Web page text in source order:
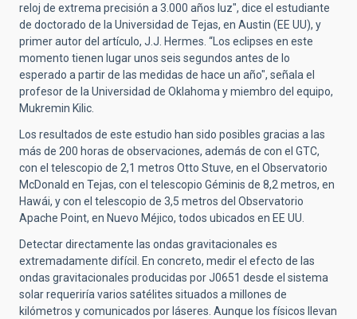
reloj de extrema precisión a 3.000 años luz", dice el estudiante
de doctorado de la Universidad de Tejas, en Austin (EE UU), y
primer autor del artículo, J.J. Hermes. “Los eclipses en este
momento tienen lugar unos seis segundos antes de lo
esperado a partir de las medidas de hace un año", señala el
profesor de la Universidad de Oklahoma y miembro del equipo,
Mukremin Kilic.
Los resultados de este estudio han sido posibles gracias a las
más de 200 horas de observaciones, además de con el GTC,
con el telescopio de 2,1 metros Otto Stuve, en el Observatorio
McDonald en Tejas, con el telescopio Géminis de 8,2 metros, en
Hawái, y con el telescopio de 3,5 metros del Observatorio
Apache Point, en Nuevo Méjico, todos ubicados en EE UU.
Detectar directamente las ondas gravitacionales es
extremadamente difícil. En concreto, medir el efecto de las
ondas gravitacionales producidas por J0651 desde el sistema
solar requeriría varios satélites situados a millones de
kilómetros y comunicados por láseres. Aunque los físicos llevan